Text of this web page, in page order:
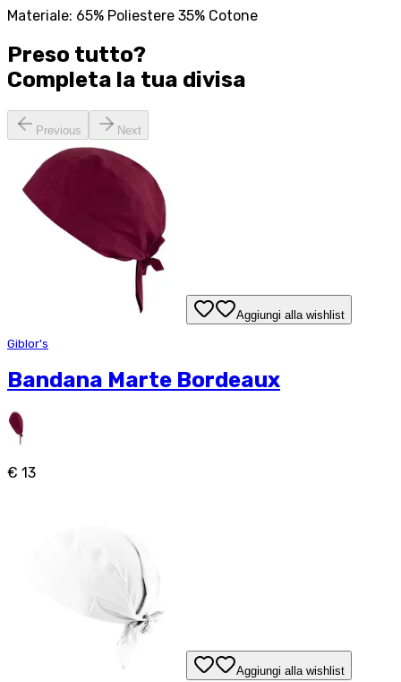
Materiale: 65% Poliestere 35% Cotone
Preso tutto?
Completa la tua divisa
Previous Next
Aggiungi alla wishlist
Giblor's
Bandana Marte Bordeaux
€ 13
Aggiungi alla wishlist